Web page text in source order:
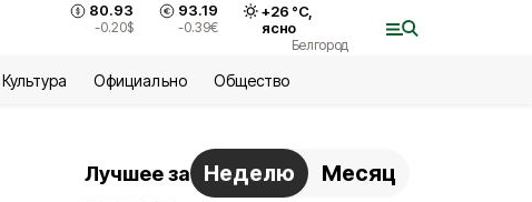
80.93
-0.20$
93.19
-0.39€
+26 °С,
ясно
Белгород
Культура Официально Общество
Лучшее за Неделю Месяц